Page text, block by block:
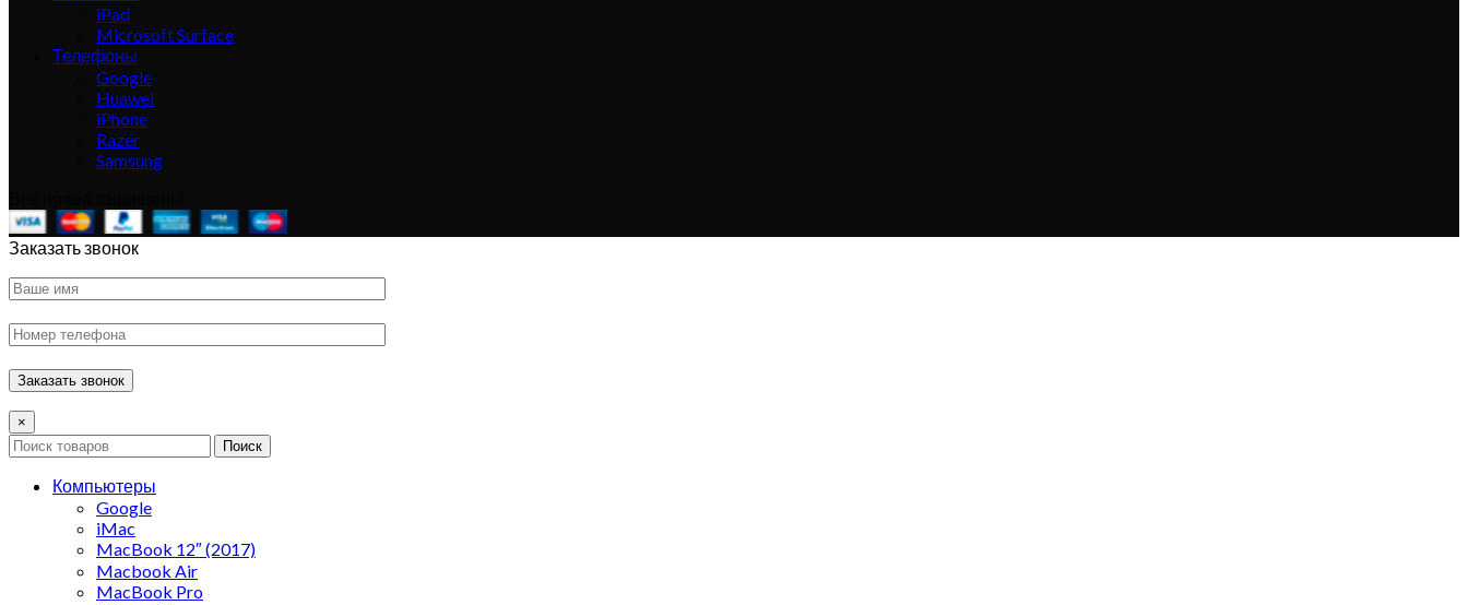
iPad
Microsoft Surface
Телефоны
Google
Huawei
iPhone
Razer
Samsung
Заказать звонок
×
Поиск
Компьютеры
Google
iMac
MacBook 12″ (2017)
Macbook Air
MacBook Pro